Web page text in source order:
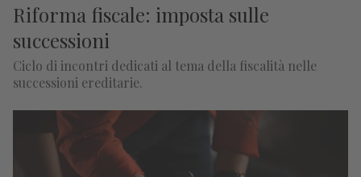
Riforma fiscale: imposta sulle
successioni
Ciclo di incontri dedicati al tema della fiscalità nelle
successioni ereditarie.